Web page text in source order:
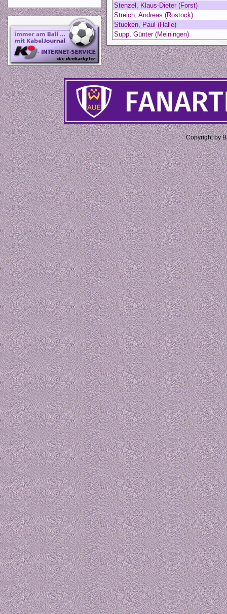
Stenzel, Klaus-Dieter (Forst)
Streich, Andreas (Rostock)
Stueken, Paul (Halle)
Supp, Günter (Meiningen)
Copyright by